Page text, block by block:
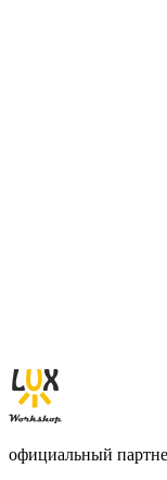
официальный